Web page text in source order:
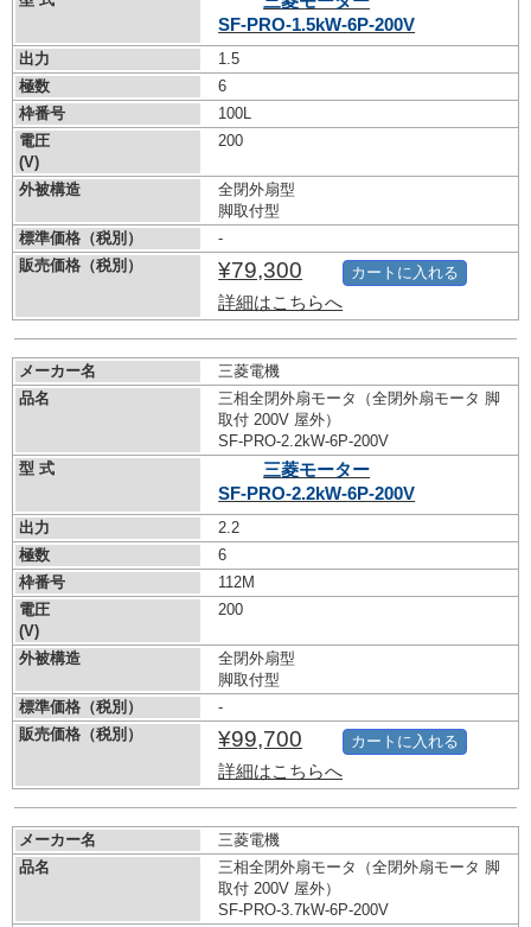
SF-PRO-1.5kW-6P-200V
出力
1.5
極数
6
枠番号
100L
電圧
(V)
200
外被構造
全閉外扇型
脚取付型
標準価格（税別）
-
販売価格（税別）
¥79,300
詳細はこちらへ
カートに入れる
メーカー名
三菱電機
品名
三相全閉外扇モータ（全閉外扇モータ 脚
取付 200V 屋外）
SF-PRO-2.2kW-6P-200V
型 式
三菱モーター
SF-PRO-2.2kW-6P-200V
出力
2.2
極数
6
枠番号
112M
電圧
(V)
200
外被構造
全閉外扇型
脚取付型
標準価格（税別）
-
販売価格（税別）
¥99,700
詳細はこちらへ
カートに入れる
メーカー名
三菱電機
品名
三相全閉外扇モータ（全閉外扇モータ 脚
取付 200V 屋外）
SF-PRO-3.7kW-6P-200V